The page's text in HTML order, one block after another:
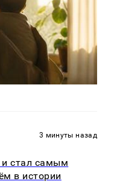
3 минуты назад
стал самым
в истории